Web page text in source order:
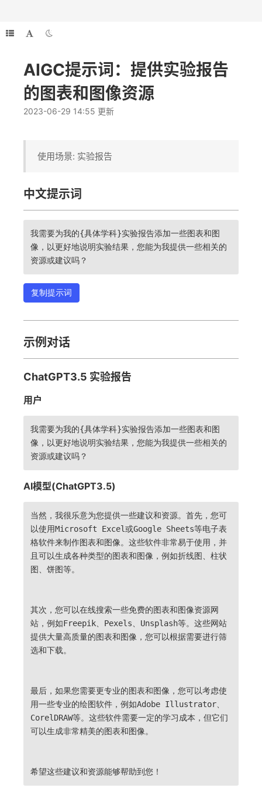
AIGC提示词：提供实验报告
的图表和图像资源
2023-06-29 14:55 更新
使用场景: 实验报告
中文提示词
我需要为我的{具体学科}实验报告添加一些图表和图
像，以更好地说明实验结果，您能为我提供一些相关的
资源或建议吗？
复制提示词
示例对话
ChatGPT3.5 实验报告
用户
我需要为我的{具体学科}实验报告添加一些图表和图
像，以更好地说明实验结果，您能为我提供一些相关的
资源或建议吗？
AI模型(ChatGPT3.5)
当然，我很乐意为您提供一些建议和资源。首先，您可
以使用Microsoft Excel或Google Sheets等电子表
格软件来制作图表和图像。这些软件非常易于使用，并
且可以生成各种类型的图表和图像，例如折线图、柱状
图、饼图等。
其次，您可以在线搜索一些免费的图表和图像资源网
站，例如Freepik、Pexels、Unsplash等。这些网站
提供大量高质量的图表和图像，您可以根据需要进行筛
选和下载。
最后，如果您需要更专业的图表和图像，您可以考虑使
用一些专业的绘图软件，例如Adobe Illustrator、
CorelDRAW等。这些软件需要一定的学习成本，但它们
可以生成非常精美的图表和图像。
希望这些建议和资源能够帮助到您！